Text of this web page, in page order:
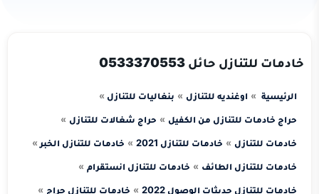
خادمات للتنازل حائل 0533370553
الرئيسية اوغنديه للتنازل بنغاليات للتنازل
حراج خادمات للتنازل من الكفيل حراج شغالات للتنازل
خادمات للتنازل خادمات للتنازل 2021 خادمات للتنازل الخبر
خادمات للتنازل الطائف خادمات للتنازل انستقرام
خادمات للتنازل حديثات الوصول 2022 خادمات للتنازل حراج